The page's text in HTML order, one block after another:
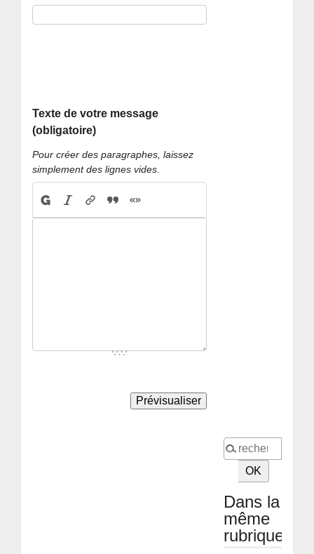
Texte de votre message
(obligatoire)
Pour créer des paragraphes, laissez
simplement des lignes vides.
Dans la
même
rubrique